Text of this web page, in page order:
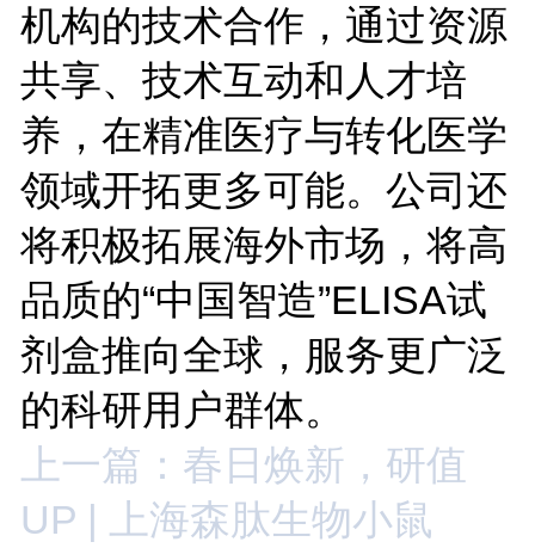
机构的技术合作，通过资源
共享、技术互动和人才培
养，在精准医疗与转化医学
领域开拓更多可能。公司还
将积极拓展海外市场，将高
品质的“中国智造”ELISA试
剂盒推向全球，服务更广泛
的科研用户群体。
上一篇：春日焕新，研值
UP | 上海森肽生物小鼠